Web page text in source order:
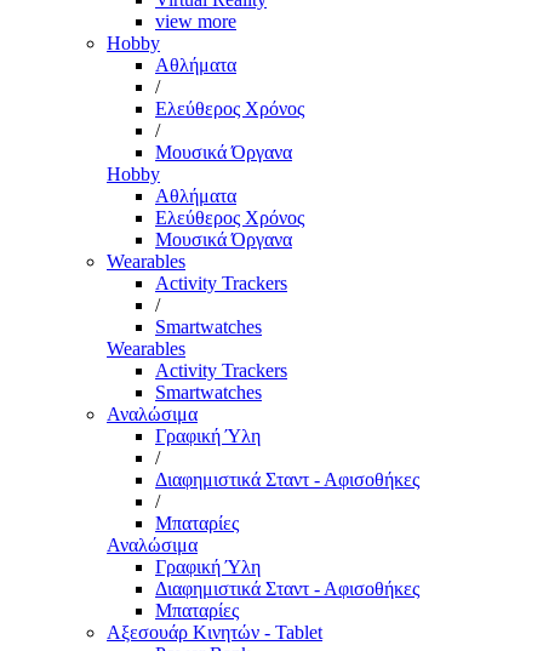
view more
Hobby
Αθλήματα
/
Ελεύθερος Χρόνος
/
Μουσικά Όργανα
Hobby
Αθλήματα
Ελεύθερος Χρόνος
Μουσικά Όργανα
Wearables
Activity Trackers
/
Smartwatches
Wearables
Activity Trackers
Smartwatches
Αναλώσιμα
Γραφική Ύλη
/
Διαφημιστικά Σταντ - Αφισοθήκες
/
Μπαταρίες
Αναλώσιμα
Γραφική Ύλη
Διαφημιστικά Σταντ - Αφισοθήκες
Μπαταρίες
Αξεσουάρ Κινητών - Tablet